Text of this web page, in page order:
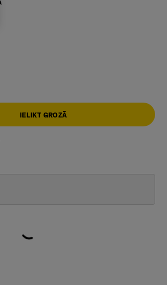
IELIKT GROZĀ